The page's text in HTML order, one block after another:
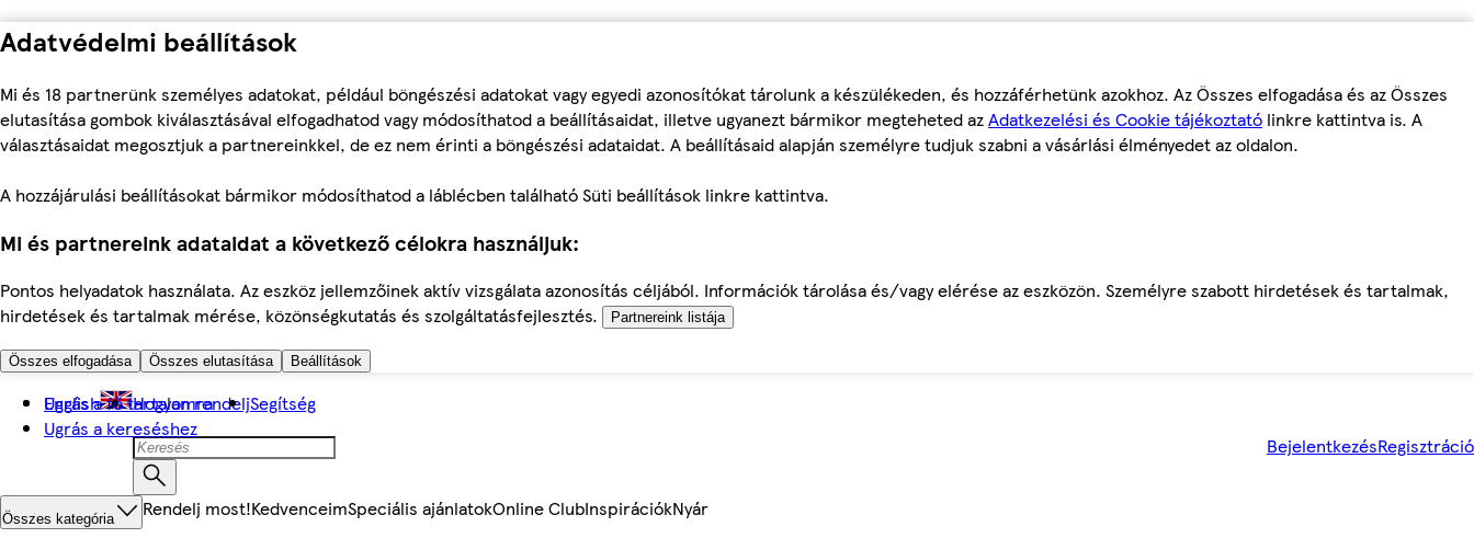
Adatvédelmi beállítások
Mi és 18 partnerünk személyes adatokat, például böngészési adatokat vagy egyedi azonosítókat tárolunk a készülékeden, és hozzáférhetünk azokhoz. Az Összes elfogadása és az Összes
elutasítása gombok kiválasztásával elfogadhatod vagy módosíthatod a beállításaidat, illetve ugyanezt bármikor megteheted azAdatkezelési és Cookie tájékoztató linkre kattintva is. A
választásaidat megosztjuk a partnereinkkel, de ez nem érinti a böngészési adataidat. A beállításaid alapján személyre tudjuk szabni a vásárlási élményedet az oldalon.
A hozzájárulási beállításokat bármikor módosíthatod a láblécben található Süti beállítások linkre kattintva.
Mi és partnereink adataidat a következő célokra használjuk:
Pontos helyadatok használata. Az eszköz jellemzőinek aktív vizsgálata azonosítás céljából. Információk tárolása és/vagy elérése az eszközön. Személyre szabott hirdetések és tartalmak,
hirdetések és tartalmak mérése, közönségkutatás és szolgáltatásfejlesztés.
Partnereink listája
Összes elfogadása Összes elutasítása Beállítások
Ugrás a fő tartalomra
Ugrás a kereséshez
English Hogyan rendeljSegítség
BejelentkezésRegisztráció
Összes kategória Rendelj most!KedvenceimSpeciális ajánlatokOnline ClubInspirációkNyár